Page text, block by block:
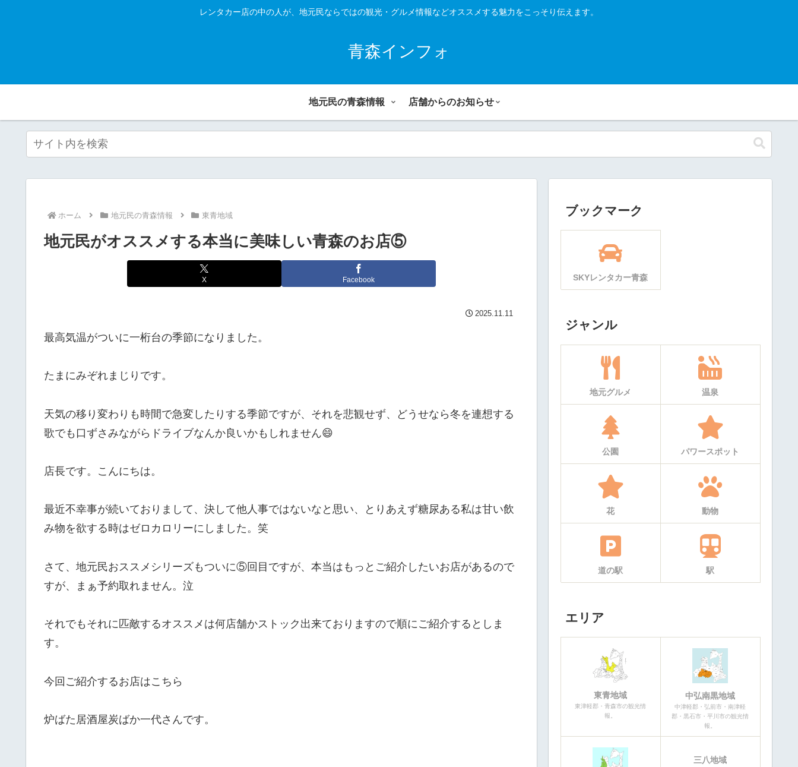
レンタカー店の中の人が、地元民ならではの観光・グルメ情報などオススメする魅力をこっそり伝えます。
青森インフォ
地元民の青森情報 店舗からのお知らせ
ホーム 地元民の青森情報 東青地域
地元民がオススメする本当に美味しい青森のお店⑤
X Facebook
2025.11.11
最高気温がついに一桁台の季節になりました。
たまにみぞれまじりです。
天気の移り変わりも時間で急変したりする季節ですが、それを悲観せず、どうせなら冬を連想する
歌でも口ずさみながらドライブなんか良いかもしれません😄
店長です。こんにちは。
最近不幸事が続いておりまして、決して他人事ではないなと思い、とりあえず糖尿ある私は甘い飲
み物を欲する時はゼロカロリーにしました。笑
さて、地元民おススメシリーズもついに⑤回目ですが、本当はもっとご紹介したいお店があるので
すが、まぁ予約取れません。泣
それでもそれに匹敵するオススメは何店舗かストック出来ておりますので順にご紹介するとしま
す。
今回ご紹介するお店はこちら
炉ばた居酒屋炭ばか一代さんです。
ブックマーク
SKYレンタカー青森
ジャンル
地元グルメ 温泉
公園 パワースポット
花 動物
道の駅 駅
エリア
東青地域
東津軽郡・青森市の観光情
報。
中弘南黒地域
中津軽郡・弘前市・南津軽
郡・黒石市・平川市の観光情
報。
三八地域